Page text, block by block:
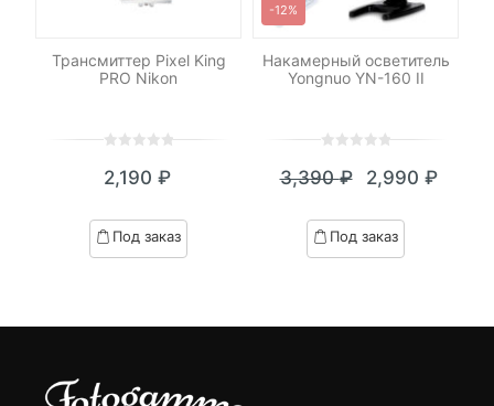
Трансмиттер Pixel King
PRO Nikon
out
based
on
2,190 ₽
Под заказ
-12%
Накамерный осветитель
Yongnuo YN-160 II
out
based
on
3,390₽
цена
составляла
2,990 ₽
Текущая
цена:
2,990 ₽.
Под заказ